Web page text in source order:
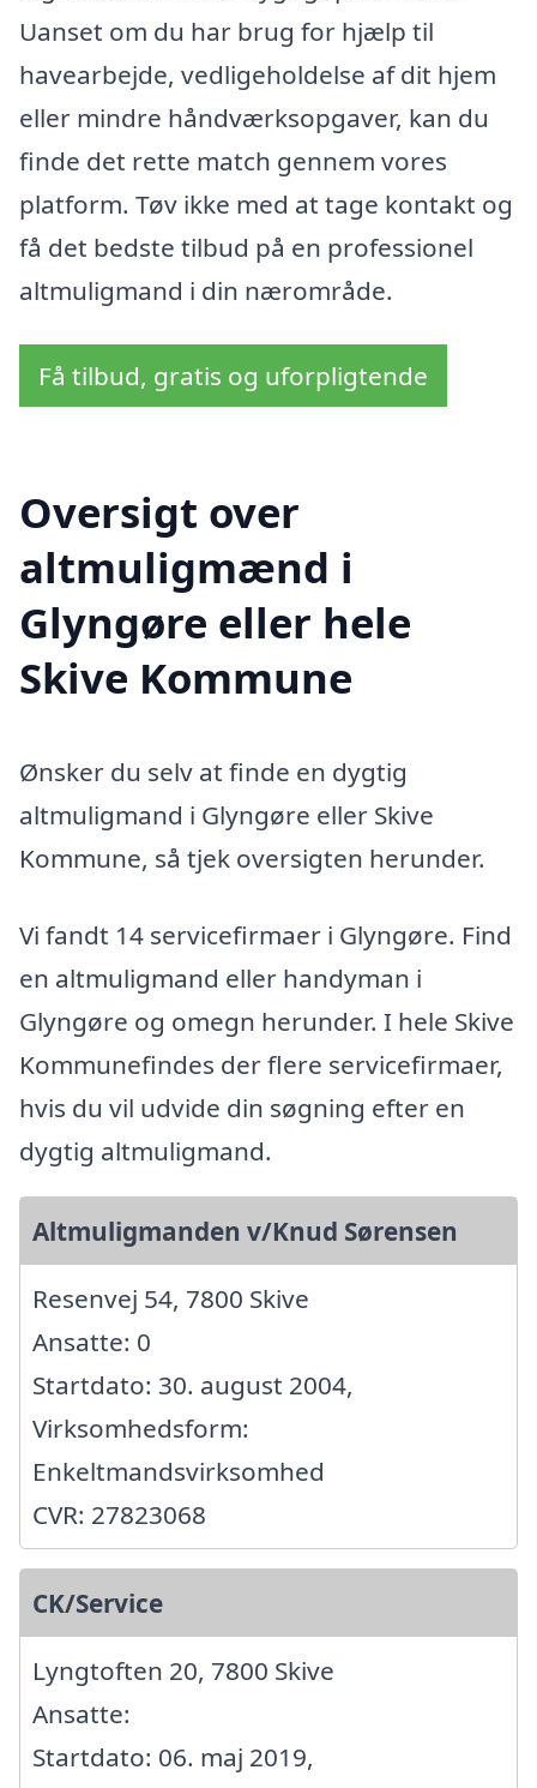
Uanset om du har brug for hjælp til
havearbejde, vedligeholdelse af dit hjem
eller mindre håndværksopgaver, kan du
finde det rette match gennem vores
platform. Tøv ikke med at tage kontakt og
få det bedste tilbud på en professionel
altmuligmand i din nærområde.
Få tilbud, gratis og uforpligtende
Oversigt over
altmuligmænd i
Glyngøre eller hele
Skive Kommune
Ønsker du selv at finde en dygtig
altmuligmand i Glyngøre eller Skive
Kommune, så tjek oversigten herunder.
Vi fandt 14 servicefirmaer i Glyngøre. Find
en altmuligmand eller handyman i
Glyngøre og omegn herunder. I hele Skive
Kommunefindes der flere servicefirmaer,
hvis du vil udvide din søgning efter en
dygtig altmuligmand.
Altmuligmanden v/Knud Sørensen
Resenvej 54, 7800 Skive
Ansatte: 0
Startdato: 30. august 2004,
Virksomhedsform:
Enkeltmandsvirksomhed
CVR: 27823068
CK/Service
Lyngtoften 20, 7800 Skive
Ansatte:
Startdato: 06. maj 2019,